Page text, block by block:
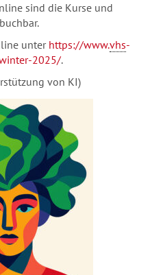
sind die Kurse und
unter https://www.vhs-
2025/.
von KI)